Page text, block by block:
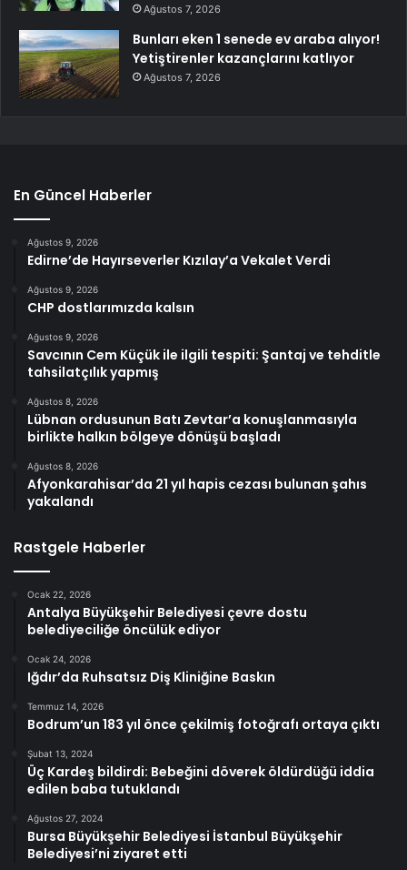
Ağustos 7, 2026
Bunları eken 1 senede ev araba alıyor!
Yetiştirenler kazançlarını katlıyor
Ağustos 7, 2026
En Güncel Haberler
Ağustos 9, 2026
Edirne’de Hayırseverler Kızılay’a Vekalet Verdi
Ağustos 9, 2026
CHP dostlarımızda kalsın
Ağustos 9, 2026
Savcının Cem Küçük ile ilgili tespiti: Şantaj ve tehditle
tahsilatçılık yapmış
Ağustos 8, 2026
Lübnan ordusunun Batı Zevtar’a konuşlanmasıyla
birlikte halkın bölgeye dönüşü başladı
Ağustos 8, 2026
Afyonkarahisar’da 21 yıl hapis cezası bulunan şahıs
yakalandı
Rastgele Haberler
Ocak 22, 2026
Antalya Büyükşehir Belediyesi çevre dostu
belediyeciliğe öncülük ediyor
Ocak 24, 2026
Iğdır’da Ruhsatsız Diş Kliniğine Baskın
Temmuz 14, 2026
Bodrum’un 183 yıl önce çekilmiş fotoğrafı ortaya çıktı
Şubat 13, 2024
Üç Kardeş bildirdi: Bebeğini döverek öldürdüğü iddia
edilen baba tutuklandı
Ağustos 27, 2024
Bursa Büyükşehir Belediyesi İstanbul Büyükşehir
Belediyesi’ni ziyaret etti